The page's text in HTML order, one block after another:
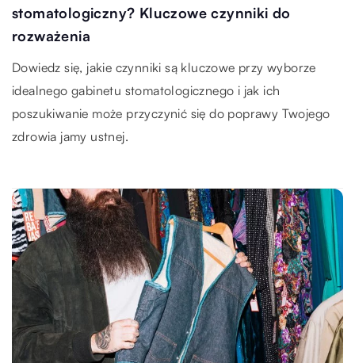
stomatologiczny? Kluczowe czynniki do
rozważenia
Dowiedz się, jakie czynniki są kluczowe przy wyborze
idealnego gabinetu stomatologicznego i jak ich
poszukiwanie może przyczynić się do poprawy Twojego
zdrowia jamy ustnej.